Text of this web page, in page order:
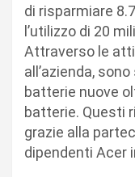
di risparmiare
l’utilizzo di 20
Attraverso le
all’azienda,
batterie nuove
batterie. Questi
grazie alla
dipendenti Acer